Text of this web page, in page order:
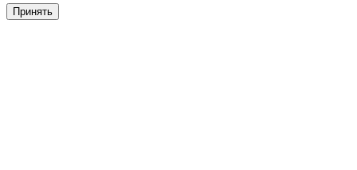
Принять